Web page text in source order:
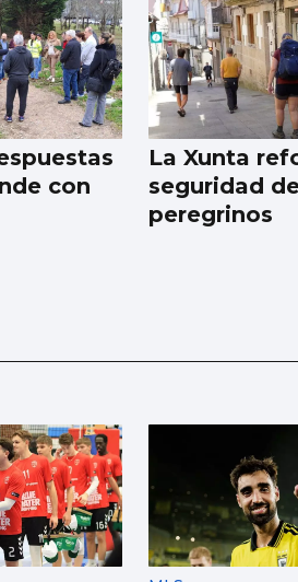
con
La Xunta
seguridad
peregrinos
el
la Senda